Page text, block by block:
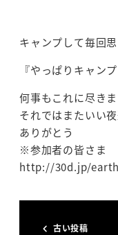
キャンプして毎回
『やっぱりキャン
何事もこれに尽きま
それではまたいい
ありがとう
※参加者の皆さま
http://30d.jp/
古い投稿